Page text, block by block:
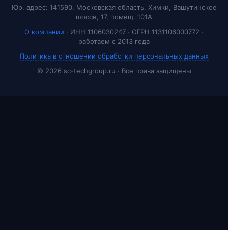
Юр. адрес: 141590, Московская область, Химки, Вашутинское
шоссе, 17, помещ. 101А
О компании · ИНН 1106030247 · ОГРН 1131106000772 ·
работаем с 2013 года
Политика в отношении обработки персональных данных
© 2026 sc-techgroup.ru · Все права защищены